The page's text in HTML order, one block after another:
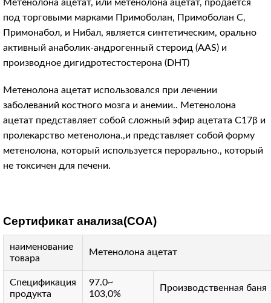
Метенолона ацетат, или метенолона ацетат, продается
под торговыми марками Примоболан, Примоболан С,
Примонабол, и Нибал, является синтетическим, орально
активный анаболик-андрогенный стероид (AAS) и
производное дигидротестостерона (DHT)
Метенолона ацетат использовался при лечении
заболеваний костного мозга и анемии.. Метенолона
ацетат представляет собой сложный эфир ацетата C17β и
пролекарство метенолона.,и представляет собой форму
метенолона, который используется перорально., который
не токсичен для печени.
Сертификат анализа(COA)
наименование
товара
Метенолона ацетат
Спецификация
продукта
97.0~
103,0%
Производственная баня